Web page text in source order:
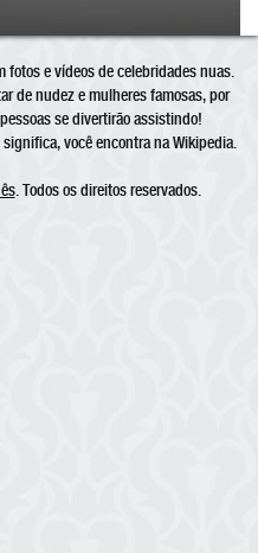
fotos e vídeos de celebridades nuas.
de nudez e mulheres famosas, por
se divertirão assistindo!
significa, você encontra na Wikipedia.
. Todos os direitos reservados.